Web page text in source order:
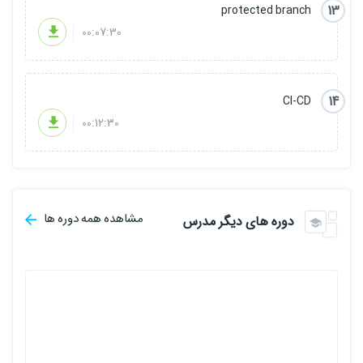
13
protected branch
00:07:30
14
CI-CD
00:12:30
دوره های دیگر مدرس مشاهده همه دوره ها